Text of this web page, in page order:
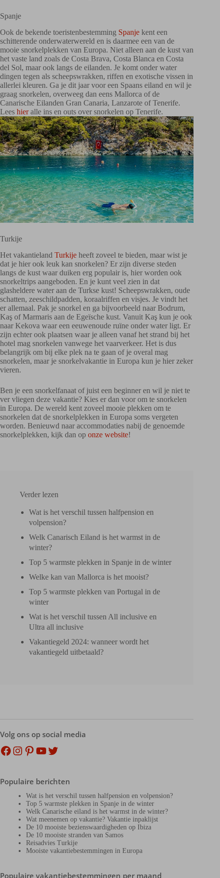
Spanje
Ook de bekende toeristenbestemming Spanje kent een
schitterende onderwaterwereld en is daarmee een van de
mooie snorkelplekken van Europa. Niet alleen aan de kust van
het vaste land zoals de Costa Brava, Costa Blanca en Costa
del Sol, maar ook langs de eilanden. Je komt onder water
dingen tegen als scheepswrakken, riffen en exotische vissen in
allerlei kleuren. Ga je dit jaar voor een Spaans eiland en wil je
graag snorkelen, overweeg dan eens Mallorca of de
Canarische Eilanden Gran Canaria, Lanzarote of Tenerife.
Lees hieralle ins en outs over snorkelen op Tenerife.
Turkije
Het vakantieland Turkije heeft zoveel te bieden, maar wist je
dat je hier ook leuk kan snorkelen? Er zijn diverse steden
langs de kust waar duiken erg populair is, hier worden ook
snorkeltrips aangeboden. En je kunt veel zien in dat
glasheldere water aan de Turkse kust! Scheepswrakken, oude
schatten, zeeschildpadden, koraalriffen en visjes. Je vindt het
er allemaal. Pak je snorkel en ga bijvoorbeeld naar Bodrum,
Kaş of Marmaris aan de Egeïsche kust. Vanuit Kaş kun je ook
naar Kekova waar een eeuwenoude ruïne onder water ligt. Er
zijn echter ook plaatsen waar je alleen vanaf het strand bij het
hotel mag snorkelen vanwege het vaarverkeer. Het is dus
belangrijk om bij elke plek na te gaan of je overal mag
snorkelen, maar je snorkelvakantie in Europa kun je hier zeker
vieren.
Ben je een snorkelfanaat of juist een beginner en wil je niet te
ver vliegen deze vakantie? Kies er dan voor om te snorkelen
in Europa. De wereld kent zoveel mooie plekken om te
snorkelen dat de snorkelplekken in Europa soms vergeten
worden. Benieuwd naar accommodaties nabij de genoemde
snorkelplekken, kijk dan op onze website!
Verder lezen
Wat is het verschil tussen halfpension en
volpension?
Welk Canarisch Eiland is het warmst in de
winter?
Top 5 warmste plekken in Spanje in de winter
Welke kan van Mallorca is het mooist?
Top 5 warmste plekken van Portugal in de
winter
Wat is het verschil tussen All inclusive en
Ultra all inclusive
Vakantiegeld 2024: wanneer wordt het
vakantiegeld uitbetaald?
Volg ons op social media
Facebook
Instagram
Pinterest
YouTube
Twitter
Populaire berichten
Wat is het verschil tussen halfpension en volpension?
Top 5 warmste plekken in Spanje in de winter
Welk Canarische eiland is het warmst in de winter?
Wat meenemen op vakantie? Vakantie inpaklijst
De 10 mooiste bezienswaardigheden op Ibiza
De 10 mooiste stranden van Samos
Reisadvies Turkije
Mooiste vakantiebestemmingen in Europa
Populaire vakantiebestemmingen per maand